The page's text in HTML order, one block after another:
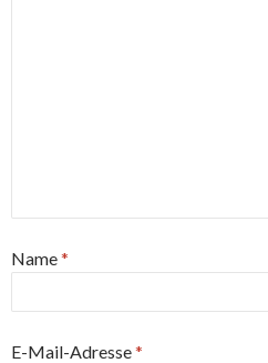
Name*
E-Mail-Adresse*